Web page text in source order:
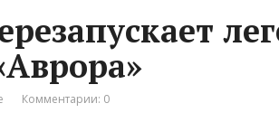
Комментарии: 0